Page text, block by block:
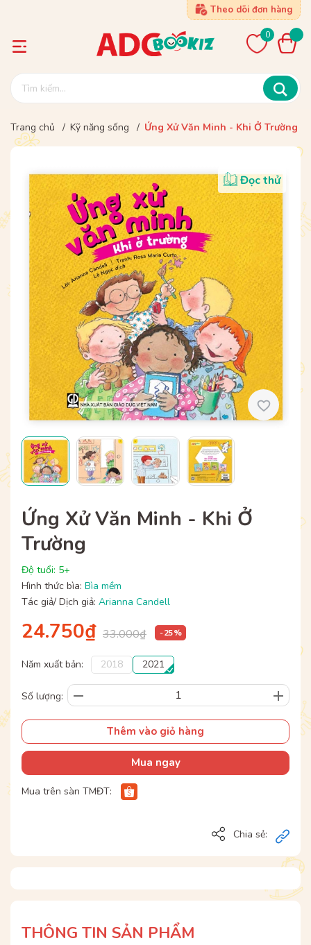
Theo dõi đơn hàng
0
Trang chủ / Kỹ năng sống / Ứng Xử Văn Minh - Khi Ở Trường
Đọc thử
Ứng Xử Văn Minh - Khi Ở
Trường
Độ tuổi: 5+
Hình thức bìa: Bìa mềm
Tác giả/ Dịch giả: Arianna Candell
24.750₫ 33.000₫ - 25 %
Năm xuất bản: 2018 2021
Số lượng:
Thêm vào giỏ hàng
Mua ngay
Mua trên sàn TMĐT:
Chia sẻ:
THÔNG TIN SẢN PHẨM